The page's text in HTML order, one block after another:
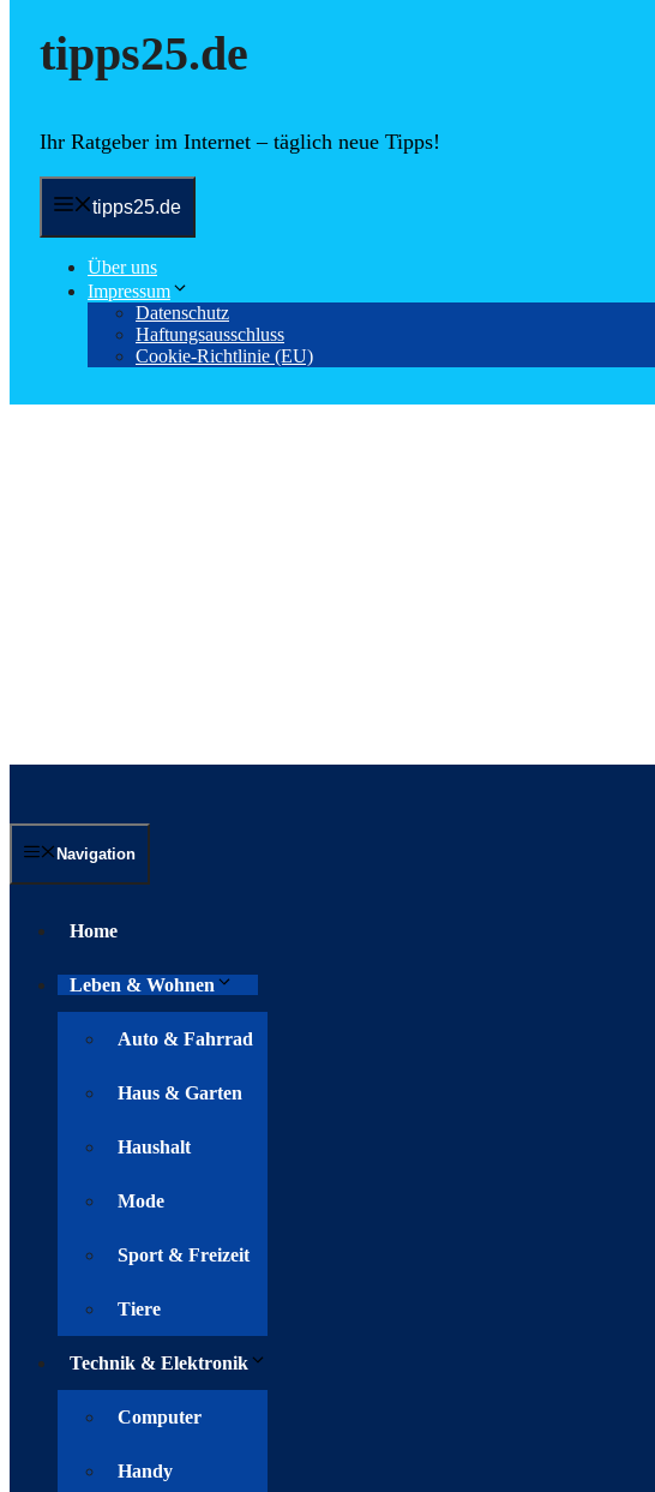
tipps25.de
Ihr Ratgeber im Internet – täglich neue Tipps!
tipps25.de
Über uns
Impressum
Datenschutz
Haftungsausschluss
Cookie-Richtlinie (EU)
Navigation
Home
Leben & Wohnen
Auto & Fahrrad
Haus & Garten
Haushalt
Mode
Sport & Freizeit
Tiere
Technik & Elektronik
Computer
Handy